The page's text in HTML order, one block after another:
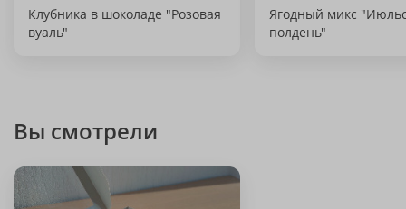
Клубника в шоколаде "Розовая
вуаль"
Ягодный микс
полдень"
Вы смотрели